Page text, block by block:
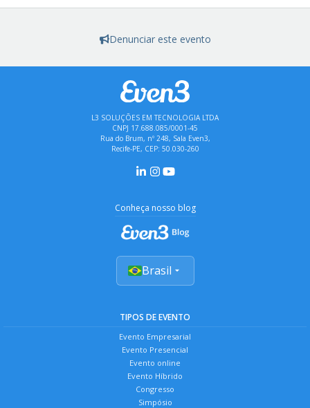
Denunciar este evento
L3 SOLUÇÕES EM TECNOLOGIA LTDA
CNPJ 17.688.085/0001-45
Rua do Brum, nº 248, Sala Even3,
Recife-PE, CEP: 50.030-260
Conheça nosso blog
Brasil
TIPOS DE EVENTO
Evento Empresarial
Evento Presencial
Evento online
Evento Híbrido
Congresso
Simpósio